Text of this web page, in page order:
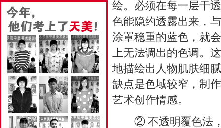
绘。必须在每一层干
色能隐约透露出来，
涂罩稳重的蓝色，就
上无法调出的色调。
地描绘出人物肌肤细
缺点是色域较窄，制
艺术创作情感。
② 不透明覆色法，